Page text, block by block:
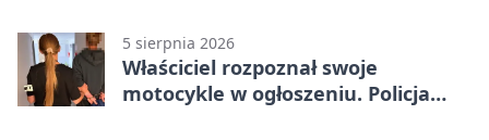
5 sierpnia 2026
Właściciel rozpoznał swoje
motocykle w ogłoszeniu. Policja